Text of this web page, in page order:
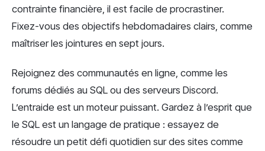
contrainte financière, il est facile de procrastiner.
Fixez-vous des objectifs hebdomadaires clairs, comme
maîtriser les jointures en sept jours.
Rejoignez des communautés en ligne, comme les
forums dédiés au SQL ou des serveurs Discord.
L’entraide est un moteur puissant. Gardez à l’esprit que
le SQL est un langage de pratique : essayez de
résoudre un petit défi quotidien sur des sites comme